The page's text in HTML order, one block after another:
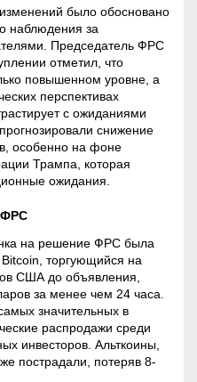
было обосновано
наблюдения за
Председатель ФРС
отметил, что
повышенном уровне, а
перспективах
с ожиданиями
снижение
особенно на фоне
Трампа, которая
ожидания.
ФРС
на решение ФРС была
торгующийся на
США до объявления,
за менее чем 24 часа.
значительных в
распродажи среди
инвесторов. Альткоины,
пострадали, потеряв 8-